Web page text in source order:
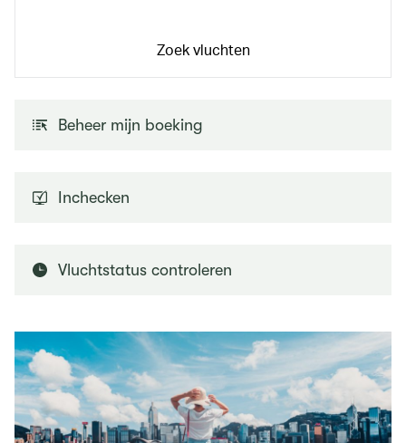
Zoek vluchten
Beheer mijn boeking
Inchecken
Vluchtstatus controleren